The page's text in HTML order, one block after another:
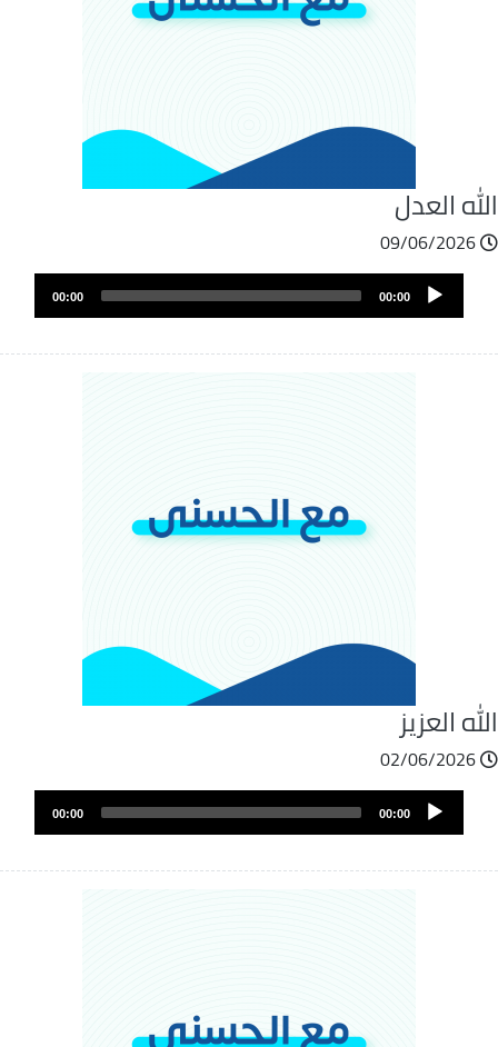
العدل
09/06/2026
ملفAudio
Player
00:00
00:00
العزيز
02/06/2026
ملفAudio
Player
00:00
00:00